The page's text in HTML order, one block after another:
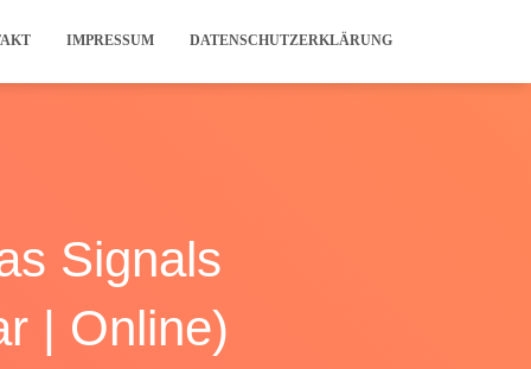
IMPRESSUM DATENSCHUTZERKLÄRUNG
Signals
| Online)